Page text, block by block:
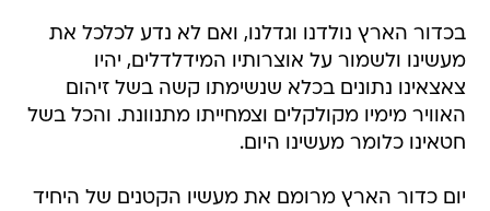
בכדור הארץ נולדנו וגדלנו, ואם לא נדע לכלכל את
מעשינו ולשמור על אוצרותיו המידלדלים, יהיו
צאצאינו נתונים בכלא שנשימתו קשה בשל זיהום
האוויר מימיו מקולקלים וצמחייתו מתנוונת. והכל בשל
חטאינו כלומר מעשינו היום.
יום כדור הארץ מרומם את מעשיו הקטנים של היחיד